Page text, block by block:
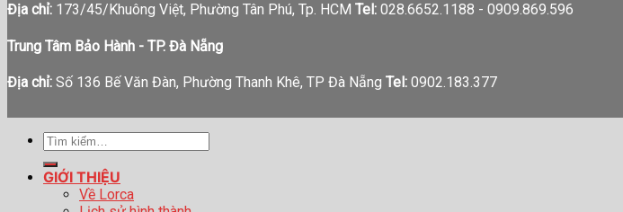
Địa chỉ: 173/45/Khuông Việt, Phường Tân Phú, Tp. HCM Tel: 028.6652.1188 - 0909.869.596
Trung Tâm Bảo Hành - TP. Đà Nẵng
Địa chỉ: Số 136 Bế Văn Đàn, Phường Thanh Khê, TP Đà Nẵng Tel: 0902.183.377
Tìm
kiếm:
GIỚI THIỆU
Về Lorca